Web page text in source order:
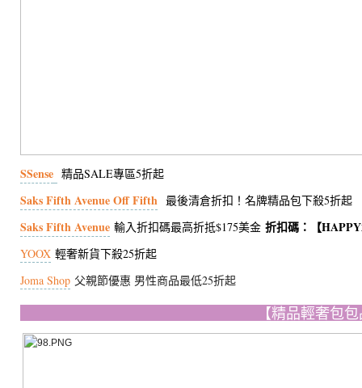
SSense 精品SALE專區5折起
Saks Fifth Avenue Off Fifth 最後清倉折扣！名牌精品包下殺5折起
Saks Fifth Avenue 輸入折扣碼最高折抵$175美金 折扣碼：【
YOOX 輕奢新貨下殺25折起
Joma Shop 父親節優惠 男性商品最低25折起
【精品輕奢包